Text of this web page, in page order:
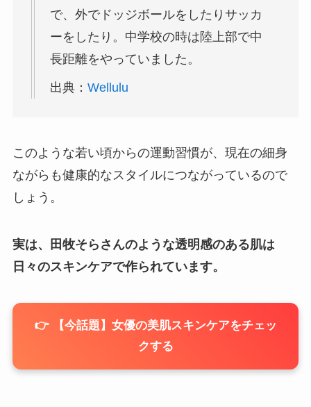
で、外でドッジボールをしたりサッカ
ーをしたり。中学校の時は陸上部で中
長距離をやっていました。
出典： Wellulu
このような若い頃からの運動習慣が、現在の細身
ながらも健康的なスタイルにつながっているので
しょう。
実は、田牧そらさんのような透明感のある肌は
日々のスキンケアで作られています。
👉 【今話題】女優の美肌スキンケアをチェッ
クする